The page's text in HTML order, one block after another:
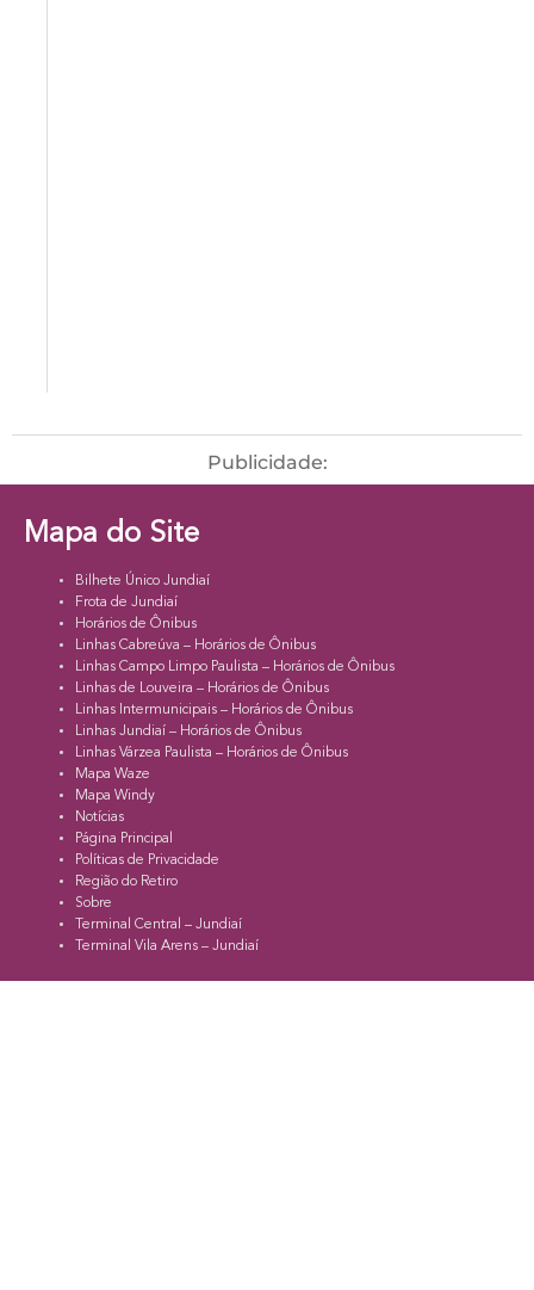
Publicidade:
Mapa do Site
Bilhete Único Jundiaí
Frota de Jundiaí
Horários de Ônibus
Linhas Cabreúva – Horários de Ônibus
Linhas Campo Limpo Paulista – Horários de Ônibus
Linhas de Louveira – Horários de Ônibus
Linhas Intermunicipais – Horários de Ônibus
Linhas Jundiaí – Horários de Ônibus
Linhas Várzea Paulista – Horários de Ônibus
Mapa Waze
Mapa Windy
Notícias
Página Principal
Políticas de Privacidade
Região do Retiro
Sobre
Terminal Central – Jundiaí
Terminal Vila Arens – Jundiaí